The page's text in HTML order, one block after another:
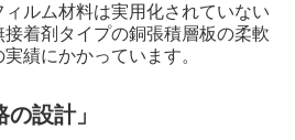
ルム材料は実用化されていない
着剤タイプの銅張積層板の柔軟
実績にかかっています。
設計」